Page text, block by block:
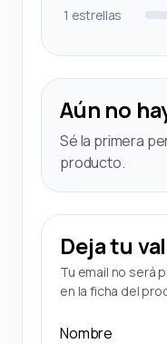
1 estrellas
Aún no
Sé la primera
producto.
Deja tu
Tu email no será
en la ficha del
Nombre